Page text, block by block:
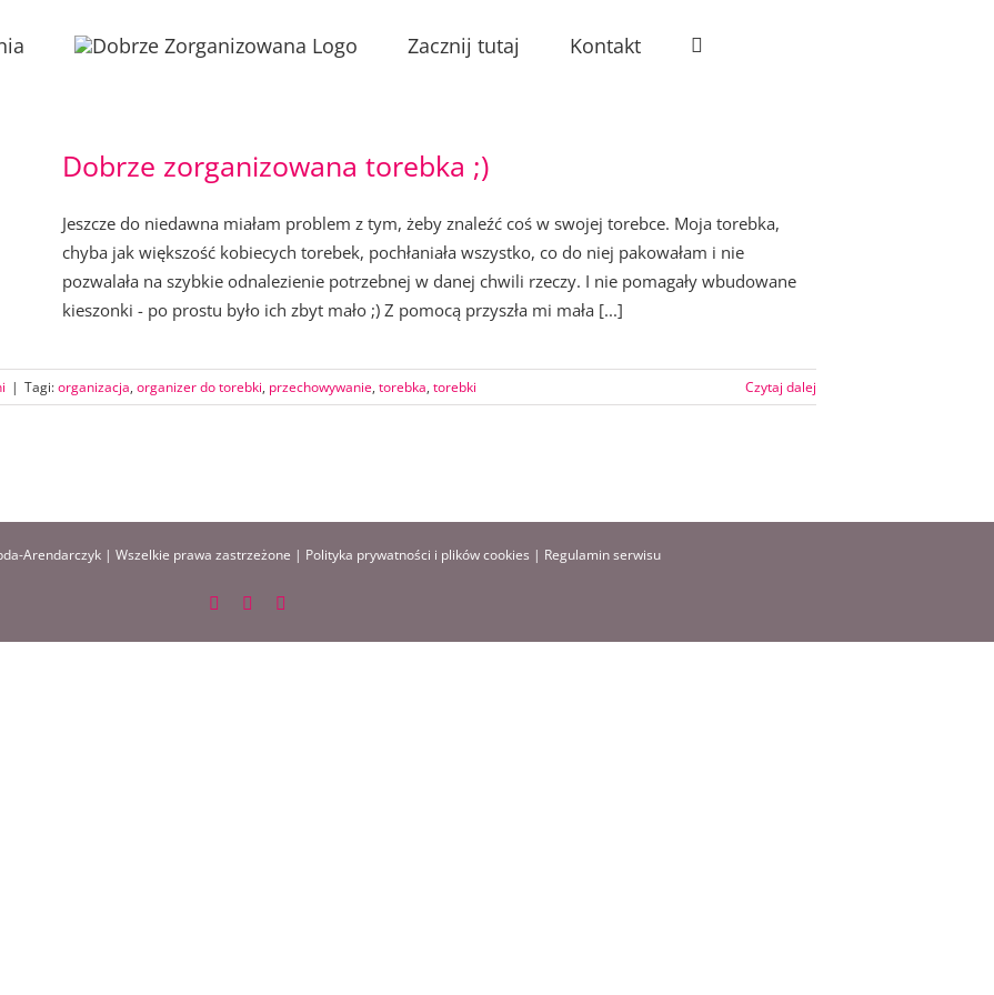
Zacznij tutaj Kontakt
Dobrze zorganizowana torebka ;)
Jeszcze do niedawna miałam problem z tym, żeby znaleźć coś w swojej torebce. Moja torebka,
chyba jak większość kobiecych torebek, pochłaniała wszystko, co do niej pakowałam i nie
pozwalała na szybkie odnalezienie potrzebnej w danej chwili rzeczy. I nie pomagały wbudowane
kieszonki - po prostu było ich zbyt mało ;) Z pomocą przyszła mi mała [...]
| Tagi:organizacja, organizer do torebki, przechowywanie, torebka, torebki Czytaj dalej
Arendarczyk | Wszelkie prawa zastrzeżone | Polityka prywatności i plików cookies | Regulamin serwisu
FacebookInstagram